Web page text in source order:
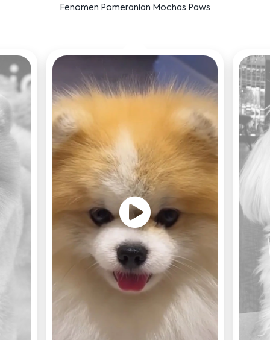
Fenomen Morkie Daisy Girl